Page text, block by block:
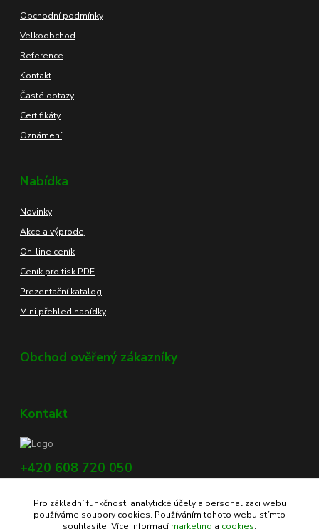
Obchodní podmínky
Velkoobchod
Reference
Kontakt
Časté dotazy
Certifikáty
Oznámení
Nabídka
Novinky
Akce a výprodej
On-line ceník
Ceník pro tisk PDF
Prezentační katalog
Mini přehled nabídky
Obchod ověřený zákazníky
Kontakt
+420 608 720 050
Využijte náš chat, vpravo dole na obrazovce.
info@profikoreni.cz
Pro základní funkčnost, analytické účely a personalizaci webu
používáme soubory cookies. Používáním tohoto webu stímto
souhlasíte. Více informacímarketing a cookies.